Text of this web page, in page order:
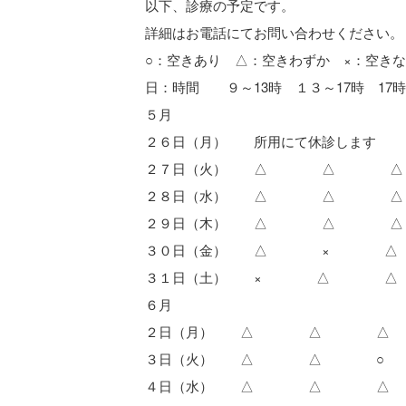
以下、診療の予定です。
詳細はお電話にてお問い合わせください。
○：空きあり △：空きわずか ×：空き
日：時間 ９～13時 １３～17時 17時
５月
２６日（月） 所用にて休診します
２７日（火） △ △ △
２８日（水） △ △ △
２９日（木） △ △ △
３０日（金） △ × △
３１日（土） × △ △
６月
２日（月） △ △ △
３日（火） △ △ ○
４日（水） △ △ △